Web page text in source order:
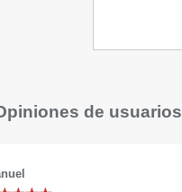
de usuarios